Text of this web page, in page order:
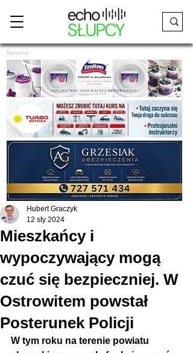
Reklama
Mieszkańcy i
wypoczywający mogą
czuć się bezpieczniej. W
Ostrowitem powstał
Posterunek Policji
Hubert Graczyk
12 sty 2024
W tym roku na terenie powiatu